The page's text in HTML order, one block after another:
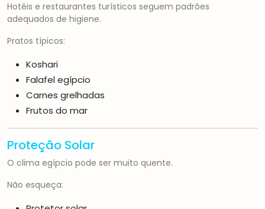
Hotéis e restaurantes turísticos seguem padrões
adequados de higiene.
Pratos típicos:
Koshari
Falafel egípcio
Carnes grelhadas
Frutos do mar
Proteção Solar
O clima egípcio pode ser muito quente.
Não esqueça: